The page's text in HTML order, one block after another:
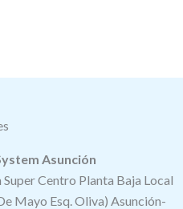
Asunción
Super Centro Planta Baja Local
Mayo Esq. Oliva) Asunción-